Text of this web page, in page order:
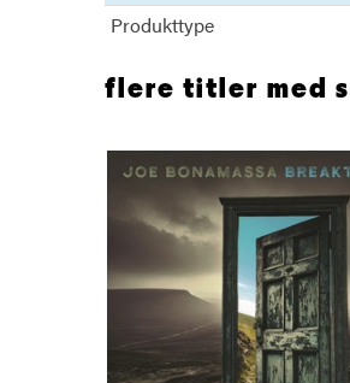
Produkttype
flere titler med